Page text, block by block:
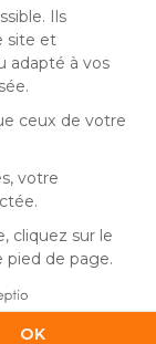
FRA
ou du
produits et